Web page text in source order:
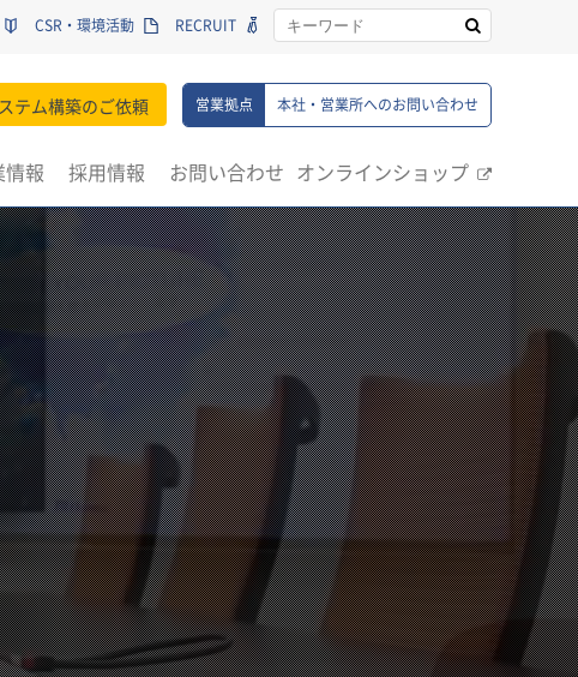
CSR・環境活動 RECRUIT
テム構築のご依頼 営業拠点 本社・営業所へのお問い合わせ
情報 採用情報 お問い合わせ オンラインショップ